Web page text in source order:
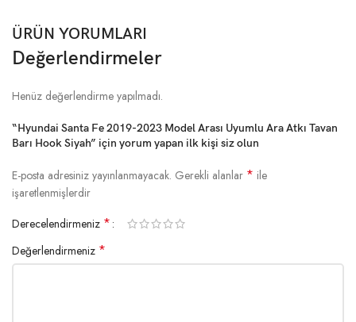
ÜRÜN YORUMLARI
Değerlendirmeler
Henüz değerlendirme yapılmadı.
“Hyundai Santa Fe 2019-2023 Model Arası Uyumlu Ara Atkı Tavan
Barı Hook Siyah” için yorum yapan ilk kişi siz olun
E-posta adresiniz yayınlanmayacak. Gerekli alanlar * ile
işaretlenmişlerdir
Derecelendirmeniz *
Değerlendirmeniz *